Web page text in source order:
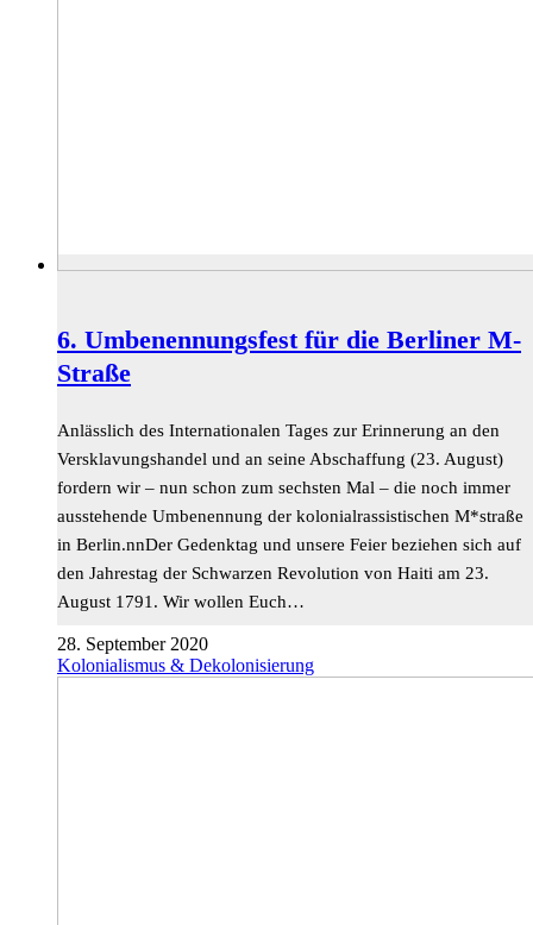
6. Umbenennungsfest für die Berliner M-
Straße
Anlässlich des Internationalen Tages zur Erinnerung an den
Versklavungshandel und an seine Abschaffung (23. August)
fordern wir – nun schon zum sechsten Mal – die noch immer
ausstehende Umbenennung der kolonialrassistischen M*straße
in Berlin.nnDer Gedenktag und unsere Feier beziehen sich auf
den Jahrestag der Schwarzen Revolution von Haiti am 23.
August 1791. Wir wollen Euch…
28. September 2020
Kolonialismus & Dekolonisierung